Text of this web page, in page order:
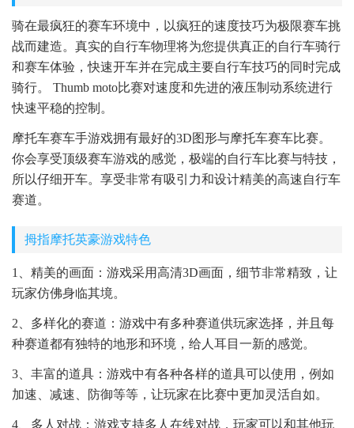
骑在最疯狂的赛车环境中，以疯狂的速度技巧为极限赛车挑
战而建造。真实的自行车物理将为您提供真正的自行车骑行
和赛车体验，快速开车并在完成主要自行车技巧的同时完成
骑行。 Thumb moto比赛对速度和先进的液压制动系统进行
快速平稳的控制。
摩托车赛车手游戏拥有最好的3D图形与摩托车赛车比赛。
你会享受顶级赛车游戏的感觉，极端的自行车比赛与特技，
所以仔细开车。享受非常有吸引力和设计精美的高速自行车
赛道。
拇指摩托英豪游戏特色
1、精美的画面：游戏采用高清3D画面，细节非常精致，让
玩家仿佛身临其境。
2、多样化的赛道：游戏中有多种赛道供玩家选择，并且每
种赛道都有独特的地形和环境，给人耳目一新的感觉。
3、丰富的道具：游戏中有各种各样的道具可以使用，例如
加速、减速、防御等等，让玩家在比赛中更加灵活自如。
4、多人对战：游戏支持多人在线对战，玩家可以和其他玩